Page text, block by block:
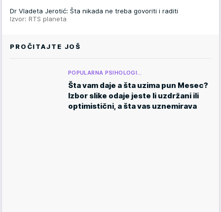
Dr Vladeta Jerotić: Šta nikada ne treba govoriti i raditi
Izvor: RTS planeta
PROČITAJTE JOŠ
POPULARNA PSIHOLOGI…
Šta vam daje a šta uzima pun Mesec?
Izbor slike odaje jeste li uzdržani ili
optimistični, a šta vas uznemirava